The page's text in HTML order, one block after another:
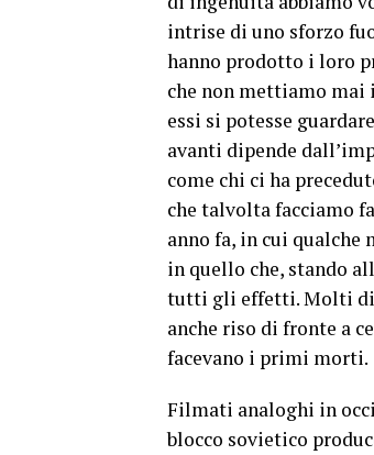
intrise di uno sforzo
hanno prodotto i loro
che non mettiamo mai
essi si potesse
avanti dipende
come chi ci ha
che talvolta facciamo
anno fa, in cui
in quello che, stando
tutti gli effetti. Molti di
anche riso di fronte a
facevano i primi morti.
Filmati analoghi in
blocco sovietico